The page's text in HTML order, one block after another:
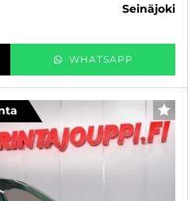
seinäjoki
WHATSAPP